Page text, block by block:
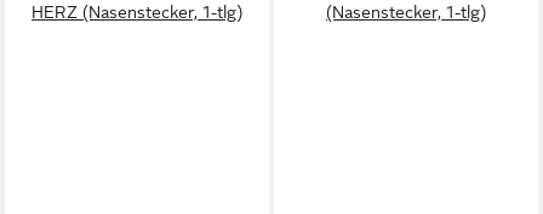
HERZ (Nasenstecker, 1-tlg)
(Nasenstecker, 1-tlg)